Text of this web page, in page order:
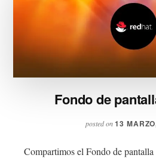
Fondo de
posted on13
Compartimos el Fondo de